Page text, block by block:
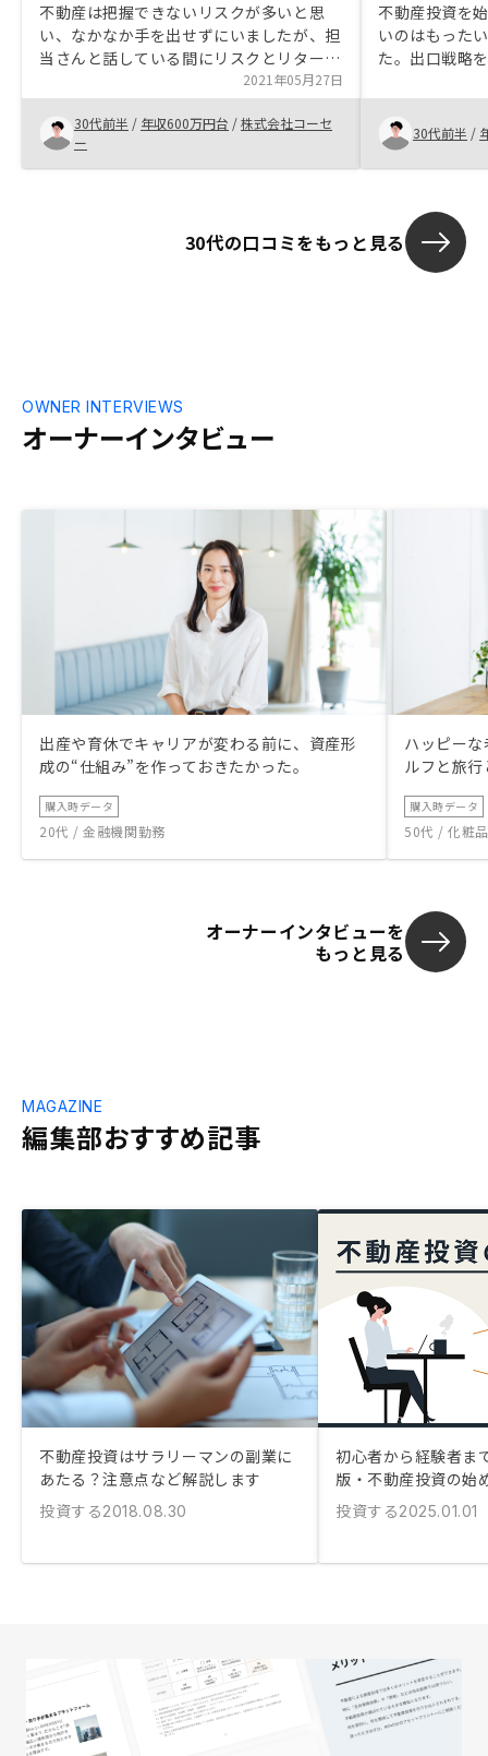
不動産は把握できないリスクが多いと思
い、なかなか手を出せずにいましたが、担
当さんと話している間にリスクとリターン
の全容が何となく見えてきました。最終的
にこの位のリスクであれば取ることが出来
ると納得出来たのでRENOSYに決めまし
た。
2021年05月27日
30代前半 / 年収600万円台 /株式会社コーセ
ー
不動産投資を
いのはもった
た。出口戦略
決めました。
簡便さも決め
度ごとに状況
それが手軽に
30代前半 /
30代の口コミをもっと見る
オーナーインタビュー
OWNER INTERVIEWS
出産や育休でキャリアが変わる前に、資産形
成の“仕組み”を作っておきたかった。
購入時データ
20代 / 金融機関勤務
ハッピー
ルフと旅
購入時データ
50代 / 化粧
オーナーインタビューを
もっと見る
編集部おすすめ記事
MAGAZINE
不動産投資はサラリーマンの副業に
あたる？注意点など解説します
投資する2018.08.30
初心者から経験者ま
版・不動産投資の始
投資する2025.01.01